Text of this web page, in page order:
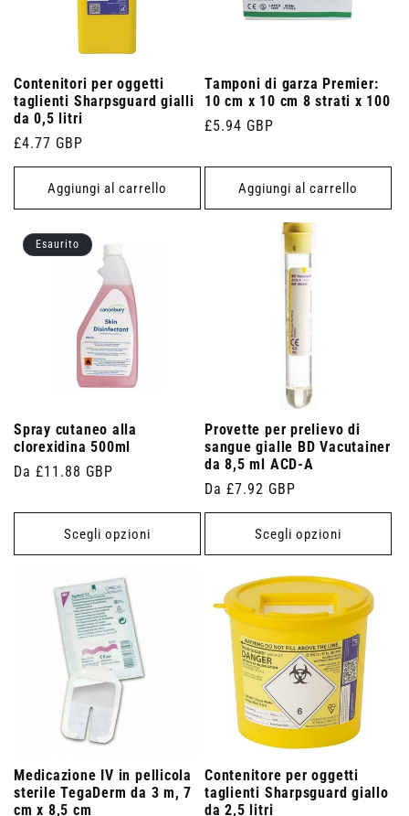
Contenitori per oggetti
taglienti Sharpsguard gialli
da 0,5 litri
Prezzo
di
listino
£4.77 GBP
Aggiungi al carrello
Tamponi di garza Premier:
10 cm x 10 cm 8 strati x 100
Prezzo
listino
£5.94 GBP
Aggiungi al carrello
Esaurito
Spray cutaneo alla
clorexidina 500ml
Prezzo
listino
Da £11.88 GBP
Scegli opzioni
Provette per prelievo di
sangue gialle BD Vacutainer
da 8,5 ml ACD-A
Prezzo
di
Da £7.92 GBP
Scegli opzioni
Medicazione IV in pellicola
sterile TegaDerm da 3 m, 7
cm x 8,5 cm
Contenitore per oggetti
taglienti Sharpsguard giallo
da 2,5 litri